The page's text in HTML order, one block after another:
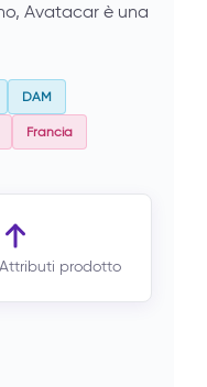
Avatacar è una
DAM
Francia
Attributi prodotto